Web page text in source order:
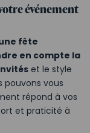
événement
fête
en compte la
et le style
pouvons vous
répond à vos
et praticité à